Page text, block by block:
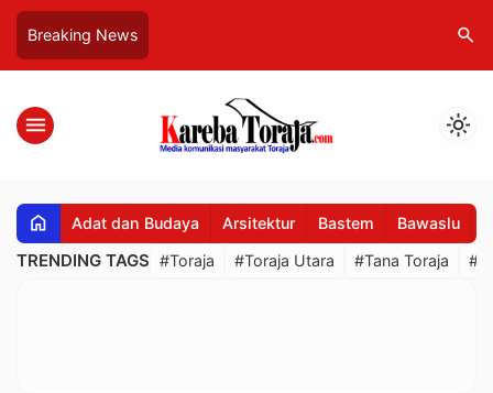
Breaking News search
menu light_mode
home Adat dan Budaya Arsitektur Bastem Bawaslu
TRENDING TAGS #Toraja #Toraja Utara #Tana Toraja